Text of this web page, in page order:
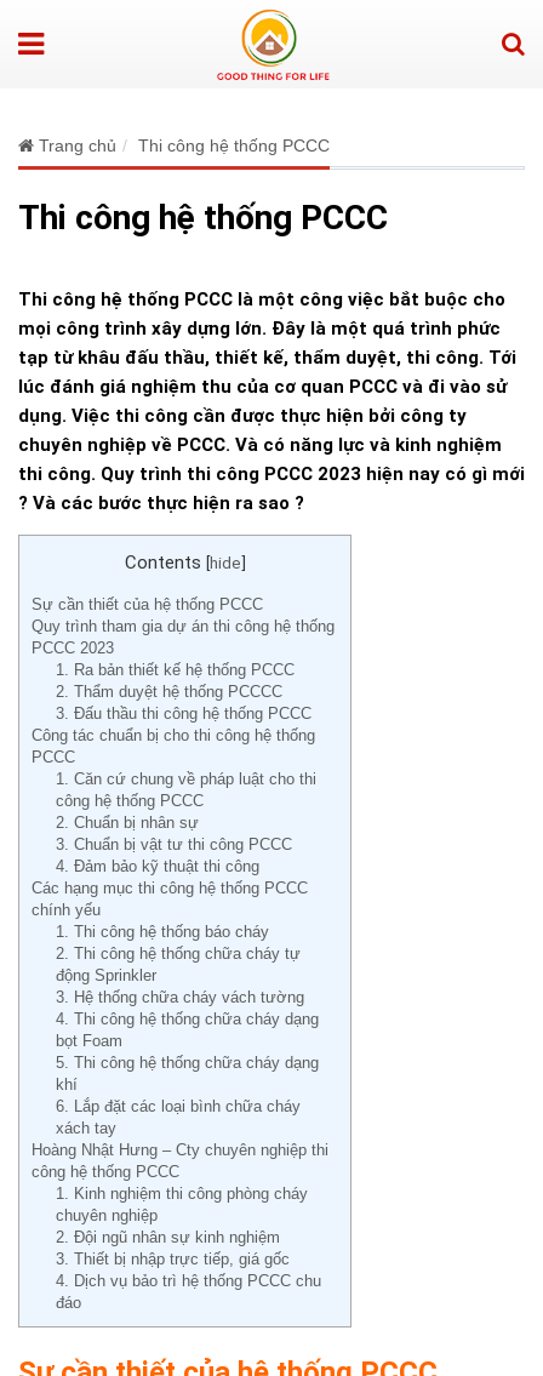
Trang chủ Thi công hệ thống PCCC
Thi công hệ thống PCCC
Thi công hệ thống PCCC là một công việc bắt buộc cho
mọi công trình xây dựng lớn. Đây là một quá trình phức
tạp từ khâu đấu thầu, thiết kế, thẩm duyệt, thi công. Tới
lúc đánh giá nghiệm thu của cơ quan PCCC và đi vào sử
dụng. Việc thi công cần được thực hiện bởi công ty
chuyên nghiệp về PCCC. Và có năng lực và kinh nghiệm
thi công. Quy trình thi công PCCC 2023 hiện nay có gì mới
? Và các bước thực hiện ra sao ?
Contents [hide]
Sự cần thiết của hệ thống PCCC
Quy trình tham gia dự án thi công hệ thống
PCCC 2023
1. Ra bản thiết kế hệ thống PCCC
2. Thẩm duyệt hệ thống PCCCC
3. Đấu thầu thi công hệ thống PCCC
Công tác chuẩn bị cho thi công hệ thống
PCCC
1. Căn cứ chung về pháp luật cho thi
công hệ thống PCCC
2. Chuẩn bị nhân sự
3. Chuẩn bị vật tư thi công PCCC
4. Đảm bảo kỹ thuật thi công
Các hạng mục thi công hệ thống PCCC
chính yếu
1. Thi công hệ thống báo cháy
2. Thi công hệ thống chữa cháy tự
động Sprinkler
3. Hệ thống chữa cháy vách tường
4. Thi công hệ thống chữa cháy dạng
bọt Foam
5. Thi công hệ thống chữa cháy dạng
khí
6. Lắp đặt các loại bình chữa cháy
xách tay
Hoàng Nhật Hưng – Cty chuyên nghiệp thi
công hệ thống PCCC
1. Kinh nghiệm thi công phòng cháy
chuyên nghiệp
2. Đội ngũ nhân sự kinh nghiệm
3. Thiết bị nhập trực tiếp, giá gốc
4. Dịch vụ bảo trì hệ thống PCCC chu
đáo